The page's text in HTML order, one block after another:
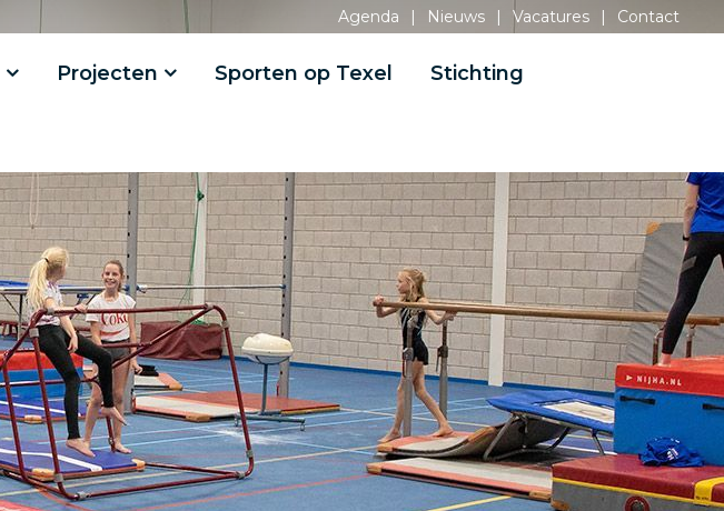
Agenda | Nieuws | Vacatures | Contact
Projecten Sporten op Texel Stichting